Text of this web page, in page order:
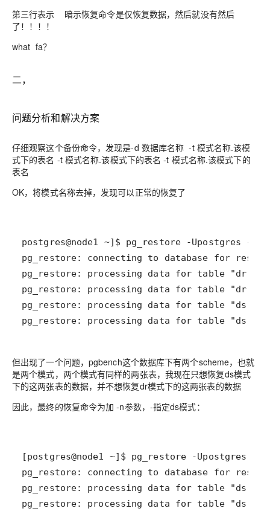
第三行表示 暗示恢复命令是仅恢复数据，然后就没有然后
了！！！！
what fa？
二，
问题分析和解决方案
仔细观察这个备份命令，发现是-d 数据库名称 -t 模式名称.该模
式下的表名 -t 模式名称.该模式下的表名 -t 模式名称.该模式下的
表名
OK，将模式名称去掉，发现可以正常的恢复了
pg_restore: processing data for table
但出现了一个问题，pgbench这个数据库下有两个scheme，也就
是两个模式，两个模式有同样的两张表，我现在只想恢复ds模式
下的这两张表的数据，并不想恢复dr模式下的这两张表的数据
因此，最终的恢复命令为加 -n参数，-指定ds模式：
pg_restore: processing data for table